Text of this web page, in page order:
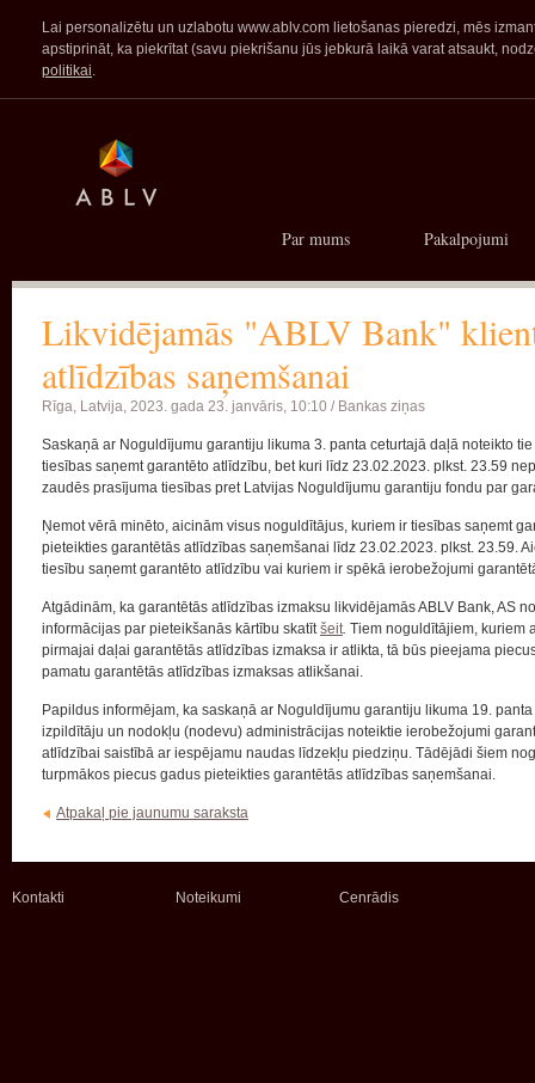
Lai personalizētu un uzlabotu www.ablv.com lietošanas pieredzi, mēs
apstiprināt, ka piekrītat (savu piekrišanu jūs jebkurā laikā varat atsaukt,
politikai.
Par mums Pakalpojumi
Likvidējamās "ABLV Bank"
atlīdzības saņemšanai
Rīga, Latvija, 2023. gada 23. janvāris, 10:10 / Bankas ziņas
Saskaņā ar Noguldījumu garantiju likuma 3. panta ceturtajā daļā noteikto
tiesības saņemt garantēto atlīdzību, bet kuri līdz 23.02.2023. plkst. 23.59
zaudēs prasījuma tiesības pret Latvijas Noguldījumu garantiju fondu par
Ņemot vērā minēto, aicinām visus noguldītājus, kuriem ir tiesības saņemt
pieteikties garantētās atlīdzības saņemšanai līdz 23.02.2023. plkst. 23.59.
tiesību saņemt garantēto atlīdzību vai kuriem ir spēkā ierobežojumi
Atgādinām, ka garantētās atlīdzības izmaksu likvidējamās ABLV Bank, AS
informācijas par pieteikšanās kārtību skatītšeit. Tiem noguldītājiem, kuriem
pirmajai daļai garantētās atlīdzības izmaksa ir atlikta, tā būs pieejama
pamatu garantētās atlīdzības izmaksas atlikšanai.
Papildus informējam, ka saskaņā ar Noguldījumu garantiju likuma 19.
izpildītāju un nodokļu (nodevu) administrācijas noteiktie ierobežojumi
atlīdzībai saistībā ar iespējamu naudas līdzekļu piedziņu. Tādējādi šiem
turpmākos piecus gadus pieteikties garantētās atlīdzības saņemšanai.
Atpakaļ pie jaunumu saraksta
Kontakti Noteikumi Cenrādis